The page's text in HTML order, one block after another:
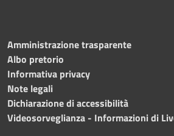
Amministrazione trasparente
Albo pretorio
Informativa privacy
Note legali
Dichiarazione di accessibilità
Videosorveglianza - Informazioni di